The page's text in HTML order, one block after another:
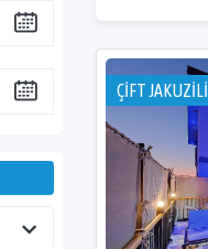
ÇİFT JAKUZİLİ